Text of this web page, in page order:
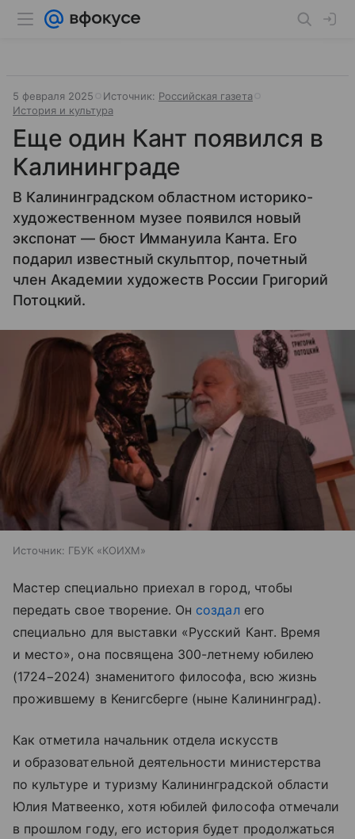
5 февраля 2025 Источник: Российская газета
История и культура
Еще один Кант появился в
Калининграде
В Калининградском областном историко-
художественном музее появился новый
экспонат — бюст Иммануила Канта. Его
подарил известный скульптор, почетный
член Академии художеств России Григорий
Потоцкий.
Источник: ГБУК «КОИХМ»
Мастер специально приехал в город, чтобы
передать свое творение. Он создал его
специально для выставки «Русский Кант. Время
и место», она посвящена 300-летнему юбилею
(1724−2024) знаменитого философа, всю жизнь
прожившему в Кенигсберге (ныне Калининград).
Как отметила начальник отдела искусств
и образовательной деятельности министерства
по культуре и туризму Калининградской области
Юлия Матвеенко, хотя юбилей философа отмечали
в прошлом году, его история будет продолжаться